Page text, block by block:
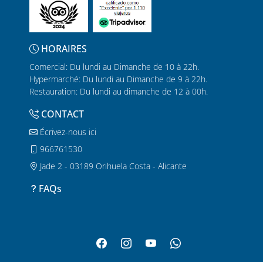
HORAIRES
Comercial: Du lundi au Dimanche de 10 à 22h.
Hypermarché: Du lundi au Dimanche de 9 à 22h.
Restauration: Du lundi au dimanche de 12 à 00h.
CONTACT
Écrivez-nous ici
966761530
Jade 2 - 03189 Orihuela Costa - Alicante
FAQs